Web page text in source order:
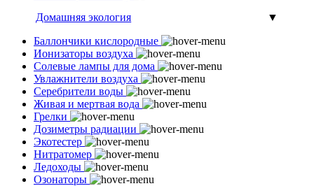
Домашняя экология
▼
Баллончики кислородные
Ионизаторы воздуха
Солевые лампы для дома
Увлажнители воздуха
Серебрители воды
Живая и мертвая вода
Грелки
Дозиметры радиации
Экотестер
Нитратомер
Ледоходы
Озонаторы